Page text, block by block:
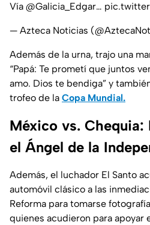
Vía @Galicia_Edgar…
— Azteca Noticias
Además de la urna, trajo una
“Papá: Te prometí que juntos
amo. Dios te bendiga” y
trofeo de la Copa Mundial.
México vs. Chequia:
el Ángel de la
Además, el luchador El Santo
automóvil clásico a las
Reforma para tomarse
quienes acudieron para